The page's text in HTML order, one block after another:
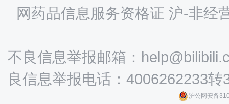
网药品信息服务资格证 沪-非经
不良信息举报邮箱：
良信息举报电话：4006262233转
沪公网安备